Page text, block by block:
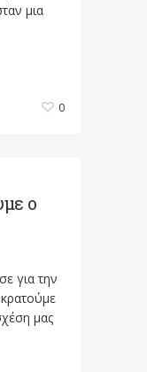
μια
0
ο
για την
μας